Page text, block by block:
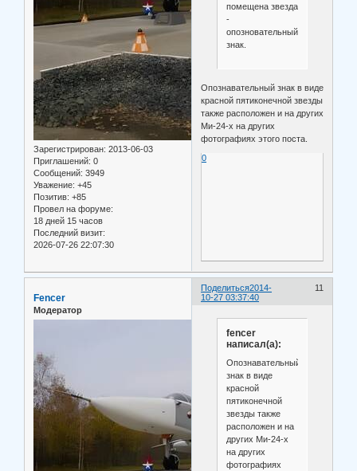
Зарегистрирован: 2013-06-03
Приглашений: 0
Сообщений: 3949
Уважение: +45
Позитив: +85
Провел на форуме:
18 дней 15 часов
Последний визит:
2026-07-26 22:07:30
помещена звезда
-
опозновательный
знак.
Опознавательный знак в виде
красной пятиконечной звезды
также расположен и на других
Ми-24-х на других
фотографиях этого поста.
0
Поделиться 11
2014-
10-27 03:37:40
Fencer
Модератор
fencer
написал(а):
Опознавательный
знак в виде
красной
пятиконечной
звезды также
расположен и на
других Ми-24-х
на других
фотографиях